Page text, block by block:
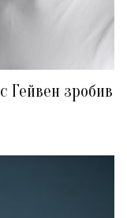
Гейвен зробив